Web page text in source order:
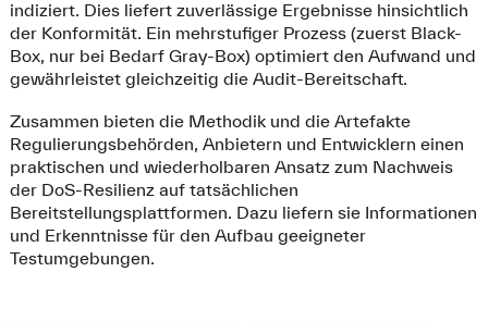
indiziert. Dies liefert zuverlässige Ergebnisse hinsichtlich
der Konformität. Ein mehrstufiger Prozess (zuerst Black-
Box, nur bei Bedarf Gray-Box) optimiert den Aufwand und
gewährleistet gleichzeitig die Audit-Bereitschaft.
Zusammen bieten die Methodik und die Artefakte
Regulierungsbehörden, Anbietern und Entwicklern einen
praktischen und wiederholbaren Ansatz zum Nachweis
der DoS-Resilienz auf tatsächlichen
Bereitstellungsplattformen. Dazu liefern sie Informationen
und Erkenntnisse für den Aufbau geeigneter
Testumgebungen.